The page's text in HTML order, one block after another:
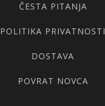
ČESTA PITANJA
POLITIKA PRIVATNOSTI
DOSTAVA
POVRAT NOVCA